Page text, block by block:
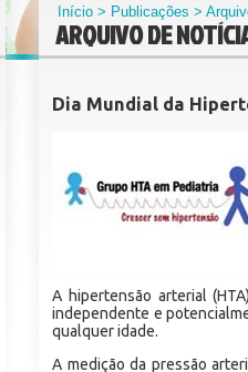
Início > Publicações >
ARQUIVO DE
Dia Mundial da
A hipertensão arterial
independente e
qualquer idade.
A medição da pressão